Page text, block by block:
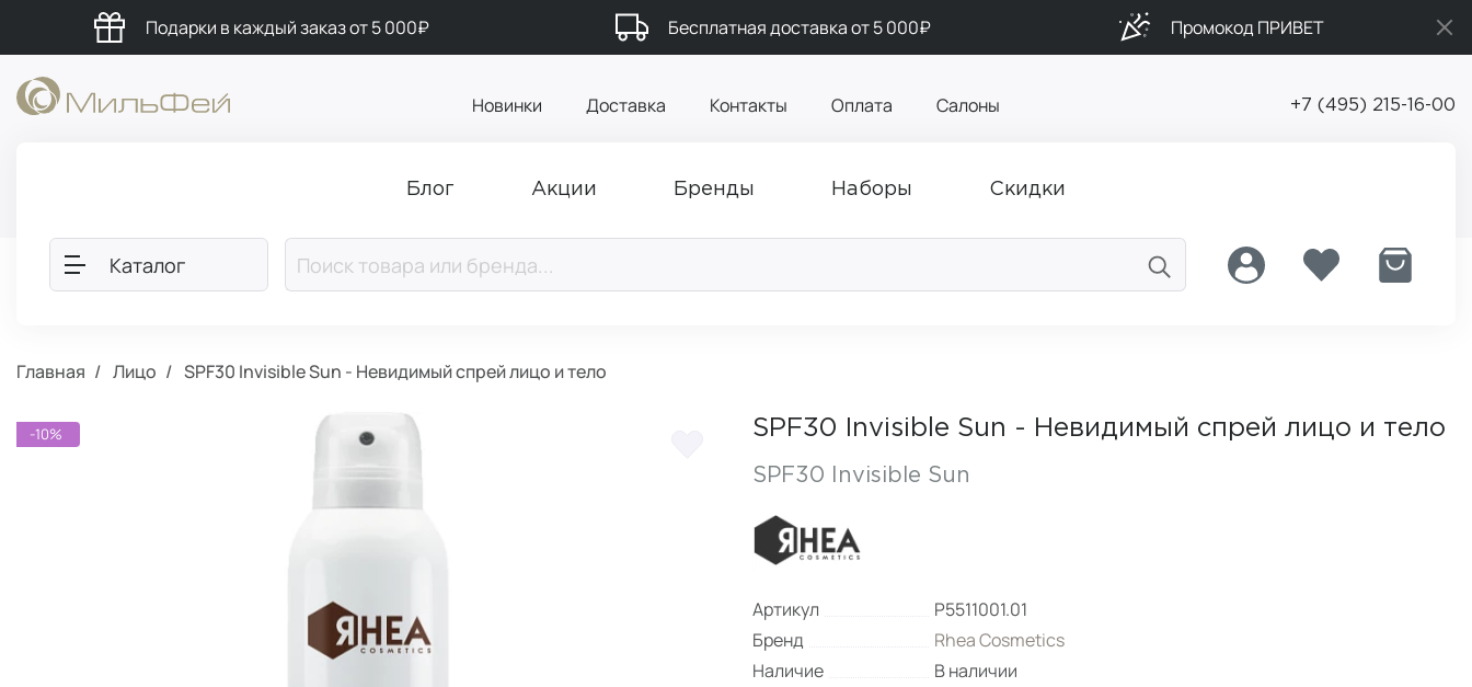
Подарки в каждый заказ от 5 000₽ Бесплатная доставка от 5 000₽ Промокод ПРИВЕТ
Новинки Доставка Контакты Оплата Салоны +7 (495) 215-16-00
Блог Акции Бренды Наборы Скидки
Каталог
Главная Лицо SPF30 Invisible Sun - Невидимый спрей лицо и тело
-10% SPF30 Invisible Sun - Невидимый спрей лицо и тело
SPF30 Invisible Sun
Артикул
P5511001.01
Бренд
Rhea Cosmetics
Наличие
В наличии